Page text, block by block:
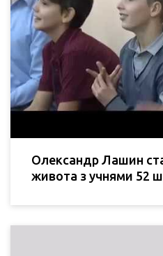
Олександр Лашин
живота з учнями 52